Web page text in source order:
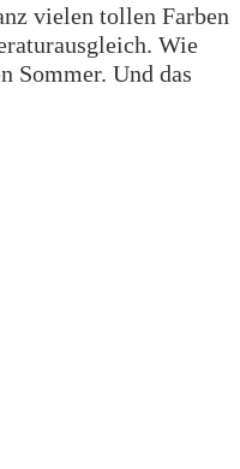
vielen tollen Farben
Wie
Sommer. Und das